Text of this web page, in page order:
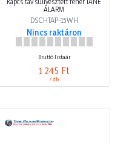
DSCHTAP-15WH
Nincs raktáron
1 245 Ft